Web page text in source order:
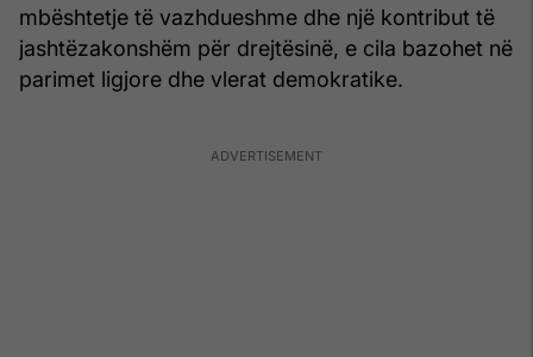
mbështetje të vazhdueshme dhe një kontribut të
jashtëzakonshëm për drejtësinë, e cila bazohet në
parimet ligjore dhe vlerat demokratike.